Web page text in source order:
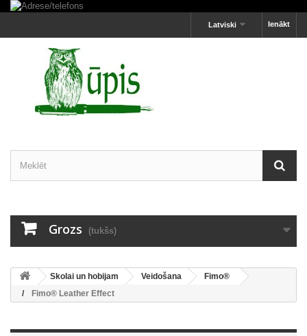
Ienākt
Latviski
Grozs (tukšs)
Skolai un hobijam Veidošana
Fimo®
Fimo® Leather Effect